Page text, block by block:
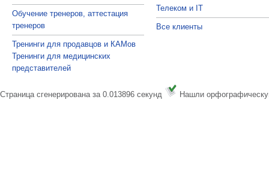
Обучение тренеров, аттестация
тренеров
Тренинги для продавцов и КАМов
Тренинги для медицинских
представителей
Телеком и IT
Все клиенты
Страница сгенерирована за 0.013896 секунд Нашли